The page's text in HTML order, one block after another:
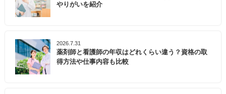
やりがいを紹介
2026.7.31
薬剤師と看護師の年収はどれくらい違う？資格の取
得方法や仕事内容も比較